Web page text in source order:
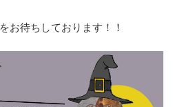
お待ちしております！！